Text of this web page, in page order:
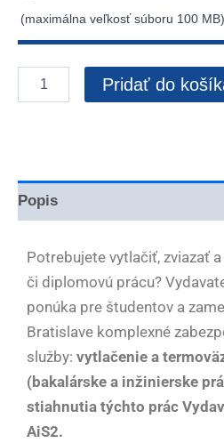
(maximálna veľkosť súboru 100 MB)
Pridať do
Popis
Potrebujete vytlačiť, zviazať
či diplomovú prácu?
ponúka pre študentov a
Bratislave komplexné
služby: vytlačenie a
(bakalárske a inžinierske
stiahnutia týchto prác
AiS2.